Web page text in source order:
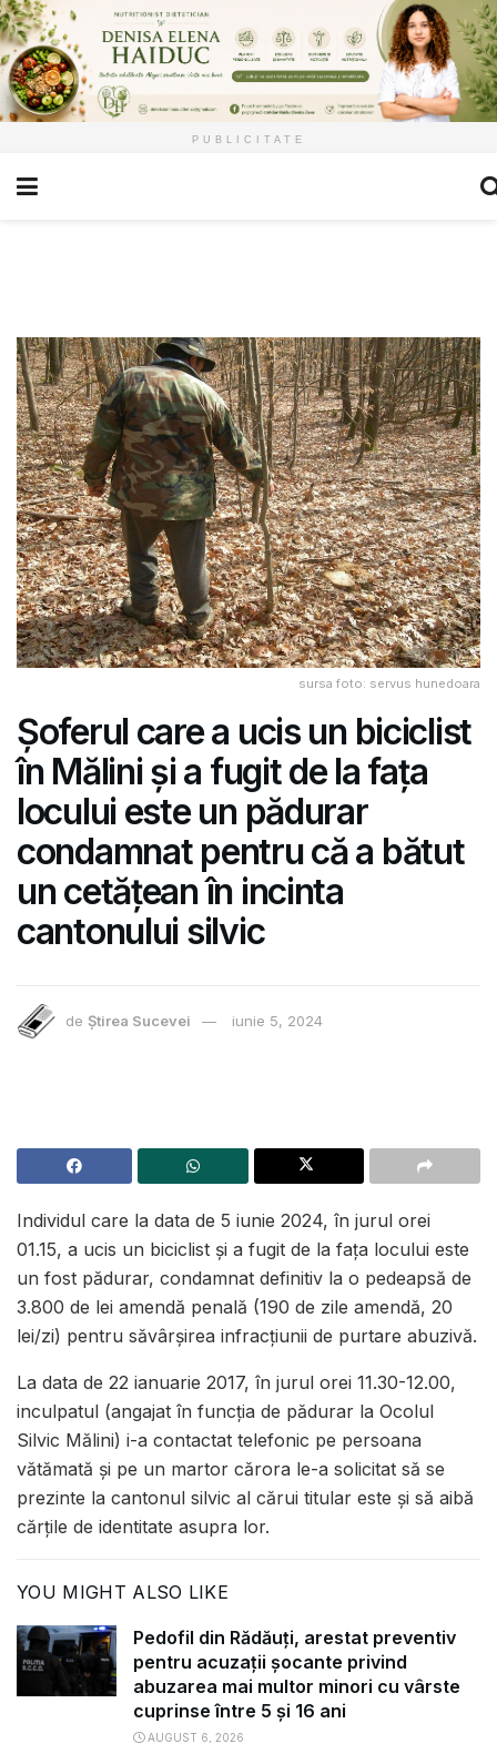
PUBLICITATE
sursa foto: servus hunedoara
Șoferul care a ucis un biciclist
în Mălini și a fugit de la fața
locului este un pădurar
condamnat pentru că a bătut
un cetățean în incinta
cantonului silvic
de Știrea Sucevei iunie 5, 2024
Individul care la data de 5 iunie 2024, în jurul orei
01.15, a ucis un biciclist și a fugit de la fața locului este
un fost pădurar, condamnat definitiv la o pedeapsă de
3.800 de lei amendă penală (190 de zile amendă, 20
lei/zi) pentru săvârşirea infracţiunii de purtare abuzivă.
La data de 22 ianuarie 2017, în jurul orei 11.30-12.00,
inculpatul (angajat în funcția de pădurar la Ocolul
Silvic Mălini) i-a contactat telefonic pe persoana
vătămată și pe un martor cărora le-a solicitat să se
prezinte la cantonul silvic al cărui titular este și să aibă
cărțile de identitate asupra lor.
YOU MIGHT ALSO LIKE
Pedofil din Rădăuți, arestat preventiv
pentru acuzații șocante privind
abuzarea mai multor minori cu vârste
cuprinse între 5 și 16 ani
AUGUST 6, 2026